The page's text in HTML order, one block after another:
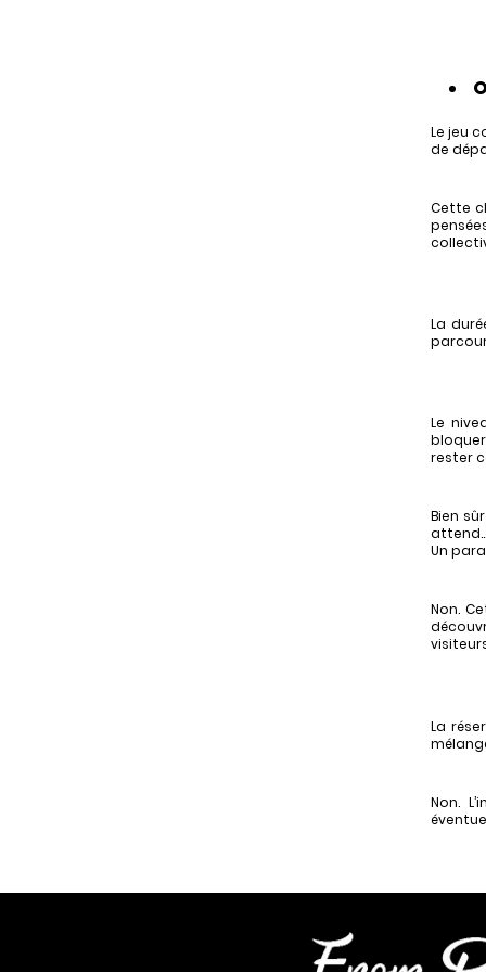
Le jeu
de
Cette
La
Le
rester
Bien
attend…
Un
Non.
La
Non.